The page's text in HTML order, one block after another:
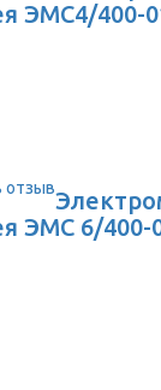
ЭМС4/400-
отзыв
ЭМС 6/400-